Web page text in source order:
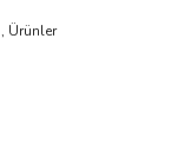
, Ürünler